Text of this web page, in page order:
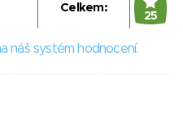
Celkem:
25
náš systém hodnocení.